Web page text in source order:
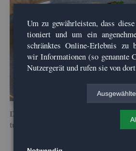
Diese Seite wurde zu­letzt am
tua­li­siert.
Um zu ge­währ­leis­ten, dass
tio­niert und um ein
schränk­tes On­line-Er­leb­nis zu
wir In­for­ma­tio­nen (so ge­nann­te
Nut­zer­ge­rät und rufen sie von